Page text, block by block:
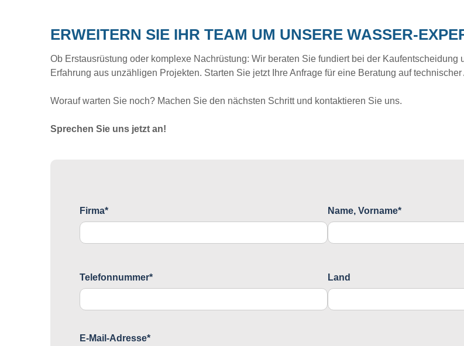
ERWEITERN SIE IHR TEAM UM UNSERE WASSER-
Ob Erstausrüstung oder komplexe Nachrüstung: Wir beraten Sie fundiert bei der
Erfahrung aus unzähligen Projekten. Starten Sie jetzt Ihre Anfrage für eine Beratung auf technischer
Worauf warten Sie noch? Machen Sie den nächsten Schritt und kontaktieren Sie uns.
Sprechen Sie uns jetzt an!
Firma* Name, Vorname*
Telefonnummer* Land
E-Mail-Adresse*